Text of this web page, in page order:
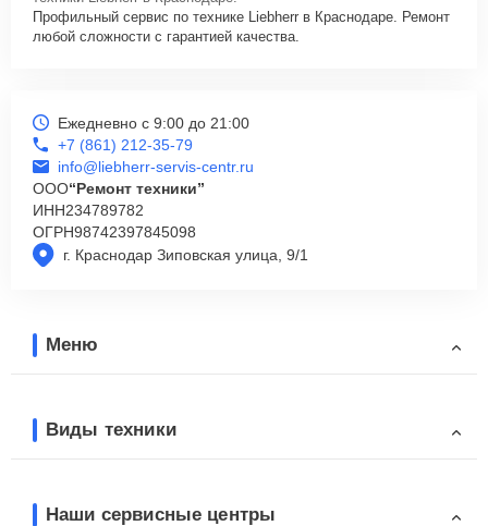
Профильный сервис по технике Liebherr в Краснодаре. Ремонт
любой сложности с гарантией качества.
г. Краснодар Зиповская улица, 9/1
Ежедневно с 9:00 до 21:00
+7 (861) 212-35-79
info@liebherr-servis-centr.ru
ООО“Ремонт техники”
ИНН234789782
ОГРН98742397845098
Меню
Виды техники
Наши сервисные центры